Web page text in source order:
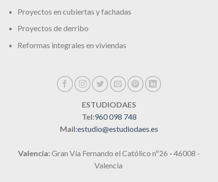
Proyectos en cubiertas y fachadas
Proyectos de derribo
Reformas integrales en viviendas
ESTUDIODAES
Tel:960 098 748
Mail:estudio@estudiodaes.es
Valencia: Gran Vía Fernando el Católico nº26 - 46008 -
Valencia